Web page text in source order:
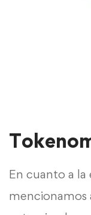
En cuanto a la
mencionamos